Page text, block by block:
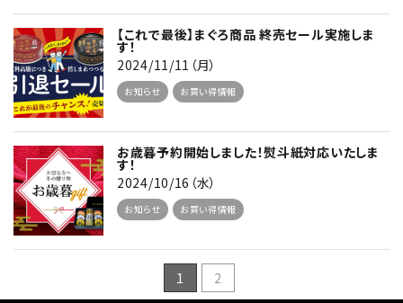
【これで最後】まぐろ商品 終売セール実施しま
す！
2024/11/11（月）
お知らせ お買い得情報
お歳暮予約開始しました！熨斗紙対応いたしま
す！
2024/10/16（水）
お知らせ お買い得情報
1 2